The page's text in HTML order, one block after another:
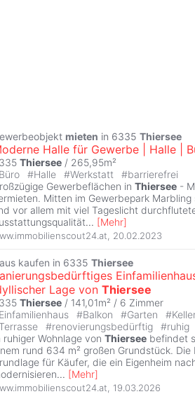
mieten in 6335 Thiersee
Halle für Gewerbe | Halle |
Thiersee / 265,95m²
Büro #Halle #Werkstatt #barrierefrei
Gewerbeflächen in Thiersee -
Mitten im Gewerbepark
vor allem mit viel Tageslicht
... [Mehr]
20.02.2023
kaufen in 6335 Thiersee
Lage von Thiersee
Thiersee / 141,01m² / 6 Zimmer
Einfamilienhaus #Balkon #Garten #
#renovierungsbedürftig #ruhig
ruhiger Wohnlage von Thiersee befindet
rund 634 m² großen Grundstück.
für Käufer, die ein Eigenheim
... [Mehr]
19.03.2026